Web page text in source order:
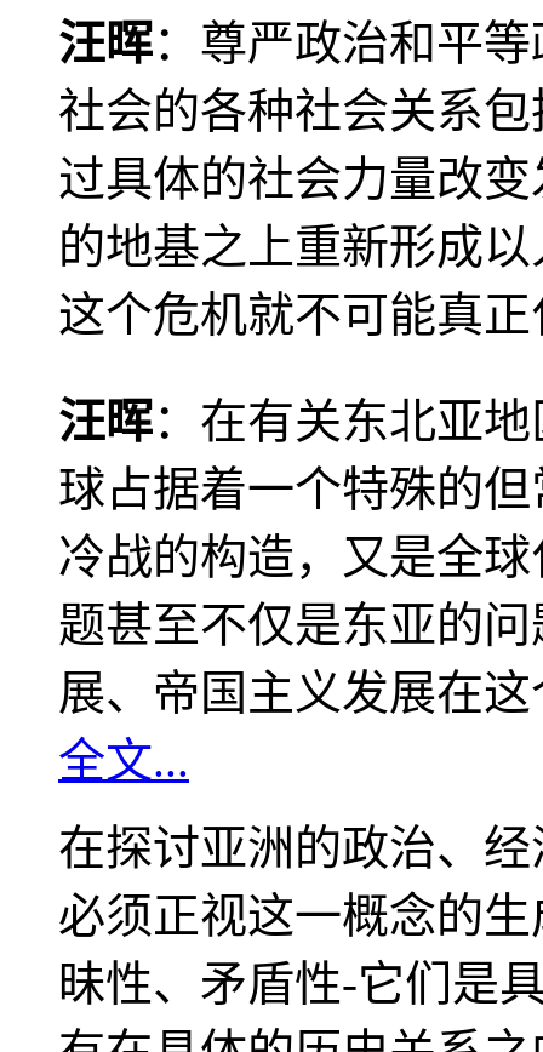
汪晖：尊严政治和平
社会的各种社会关系
过具体的社会力量改
的地基之上重新形成
这个危机就不可能真
汪晖：在有关东北亚
球占据着一个特殊的
冷战的构造，又是全
题甚至不仅是东亚的
展、帝国主义发展在
全文...
在探讨亚洲的政治、
必须正视这一概念的
昧性、矛盾性-它们是